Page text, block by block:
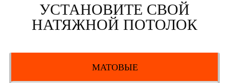
УСТАНОВИТЕ СВОЙ
НАТЯЖНОЙ ПОТОЛОК
МАТОВЫЕ